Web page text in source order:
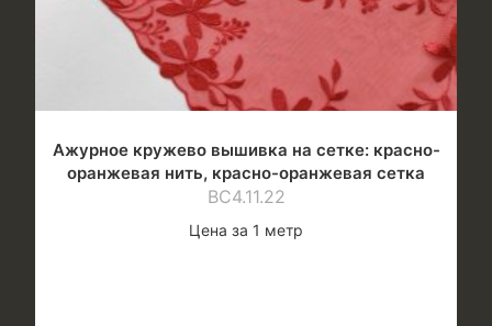
Ажурное кружево вышивка на сетке: красно-
оранжевая нить, красно-оранжевая сетка
ВС4.11.22
Цена за 1 метр